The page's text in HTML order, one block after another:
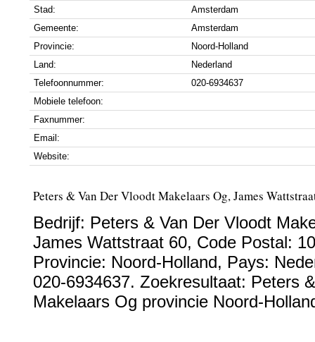
Stad:
Amsterdam
Gemeente:
Amsterdam
Provincie:
Noord-Holland
Land:
Nederland
Telefoonnummer:
020-6934637
Mobiele telefoon:
Faxnummer:
Email:
Website:
Peters & Van Der Vloodt Makelaars Og, James
Bedrijf: Peters & Van Der Vloodt
James Wattstraat 60, Code Postal:
Provincie: Noord-Holland, Pays:
020-6934637. Zoekresultaat: Peters
Makelaars Og provincie Noord-